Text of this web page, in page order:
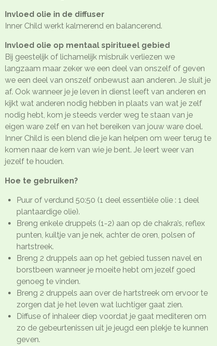
Invloed olie in de diffuser
Inner Child werkt kalmerend en balancerend.
Invloed olie op mentaal spiritueel gebied
Bij geestelijk of lichamelijk misbruik verliezen we
langzaam maar zeker we een deel van onszelf of geven
we een deel van onszelf onbewust aan anderen. Je sluit je
af. Ook wanneer je je leven in dienst leeft van anderen en
kijkt wat anderen nodig hebben in plaats van wat je zelf
nodig hebt, kom je steeds verder weg te staan van je
eigen ware zelf en van het bereiken van jouw ware doel.
Inner Child is een blend die je kan helpen om weer terug te
komen naar de kern van wie je bent. Je leert weer van
jezelf te houden.
Hoe te gebruiken?
Puur of verdund 50:50 (1 deel essentiële olie : 1 deel
plantaardige olie).
Breng enkele druppels (1-2) aan op de chakra’s, reflex
punten, kuiltje van je nek, achter de oren, polsen of
hartstreek.
Breng 2 druppels aan op het gebied tussen navel en
borstbeen wanneer je moeite hebt om jezelf goed
genoeg te vinden.
Breng 2 druppels aan over de hartstreek om ervoor te
zorgen dat je het leven wat luchtiger gaat zien.
Diffuse of inhaleer diep voordat je gaat mediteren om
zo de gebeurtenissen uit je jeugd een plekje te kunnen
geven.